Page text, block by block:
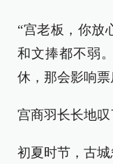
“宫老板，你放
和文捧都不弱
休，那会影响
宫商羽长长地叹
初夏时节，古城